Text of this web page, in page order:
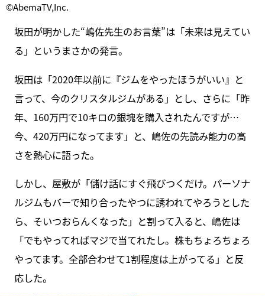
©AbemaTV,Inc.
坂田が明かした“嶋佐先生のお言葉”は「未来は見えてい
る」というまさかの発言。
坂田は「2020年以前に『ジムをやったほうがいい』と
言って、今のクリスタルジムがある」とし、さらに「昨
年、160万円で10キロの銀塊を購入されたんですが…
今、420万円になってます」と、嶋佐の先読み能力の高
さを熱心に語った。
しかし、屋敷が「儲け話にすぐ飛びつくだけ。パーソナ
ルジムもバーで知り合ったやつに誘われてやろうとした
ら、そいつおらんくなった」と割って入ると、嶋佐は
「でもやってればマジで当てれたし。株もちょろちょろ
やってます。全部合わせて1割程度は上がってる」と反
応した。